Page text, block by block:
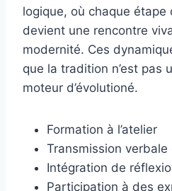
logique, où chaque étape
devient une rencontre
modernité. Ces
que la tradition n’est pas
moteur d’évolutioné.
Formation à l’atelier
Transmission verbale
Intégration de
Participation à des